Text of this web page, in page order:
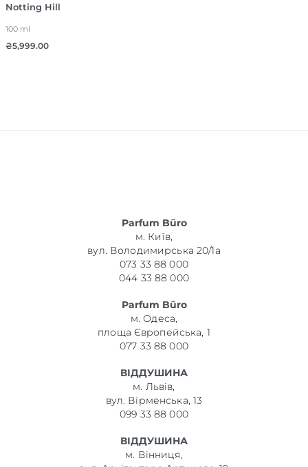
Notting Hill
100 ml
₴5,999.00
Parfum Büro
м. Київ,
вул. Володимирська 20/1а
073 33 88 000
044 33 88 000
Parfum Büro
м. Одеса,
площа Європейська, 1
077 33 88 000
ВІДДУШИНА
м. Львів,
вул. Вірменська, 13
099 33 88 000
ВІДДУШИНА
м. Вінниця,